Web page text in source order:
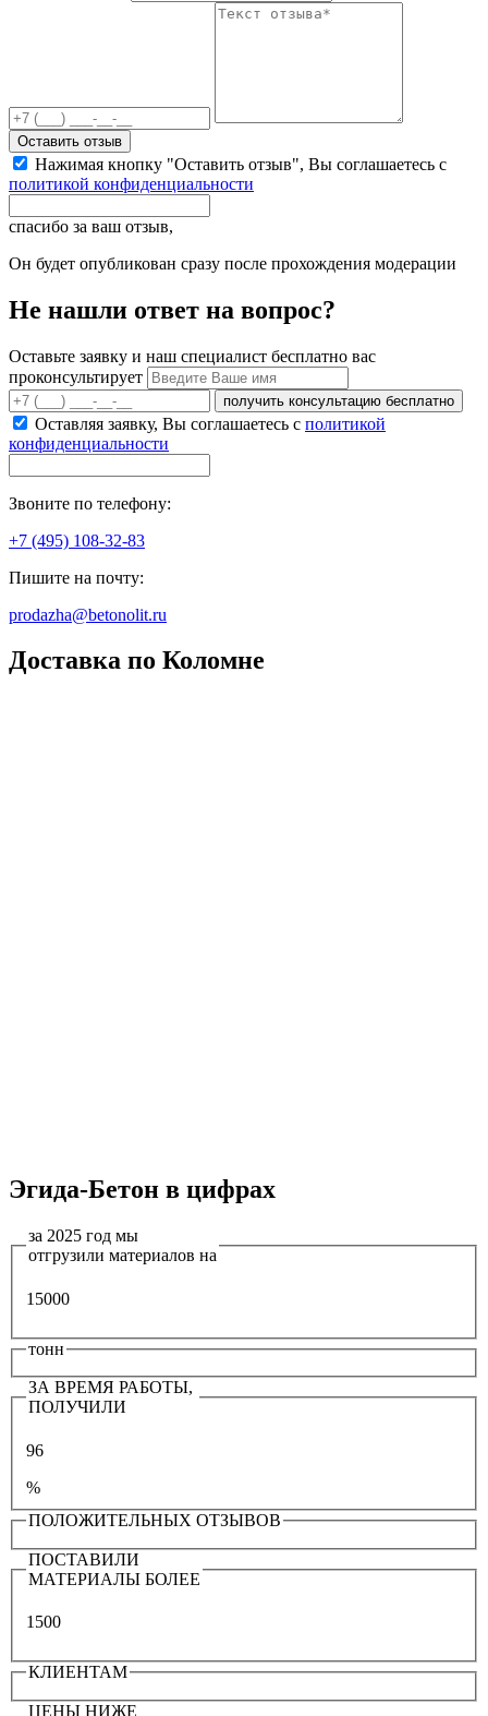
Оставить отзыв
Нажимая кнопку "Оставить отзыв", Вы соглашаетесь с
политикой конфиденциальности
спасибо за ваш отзыв,
Он будет опубликован сразу после прохождения модерации
Не нашли ответ на вопрос?
Оставьте заявку и наш специалист бесплатно вас
проконсультирует
получить консультацию бесплатно
Оставляя заявку, Вы соглашаетесь с политикой
конфиденциальности
Звоните по телефону:
+7 (495) 108-32-83
Пишите на почту:
prodazha@betonolit.ru
Доставка по Коломне
Эгида-Бетон в цифрах
за 2025 год мы
отгрузили материалов на
15000
тонн
ЗА ВРЕМЯ РАБОТЫ,
ПОЛУЧИЛИ
96
%
ПОЛОЖИТЕЛЬНЫХ ОТЗЫВОВ
ПОСТАВИЛИ
МАТЕРИАЛЫ БОЛЕЕ
1500
КЛИЕНТАМ
ЦЕНЫ НИЖЕ